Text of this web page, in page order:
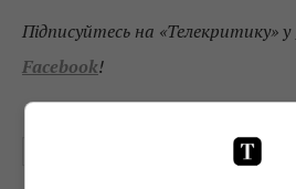
Підписуйтесь на «Телекритику» у
Facebook!